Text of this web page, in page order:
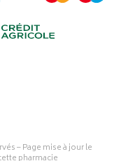
– Page mise à jour le